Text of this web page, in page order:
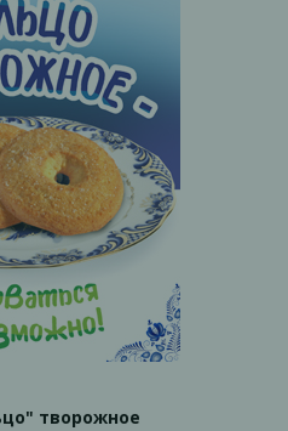
творожное